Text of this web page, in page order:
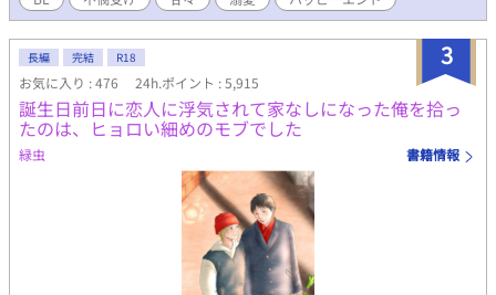
前向きさでどうにか生活していくことにしたレヴィエラだった
が、ある日小屋の裏で怪我をした騎士を見つけ介抱することに。
手探りではありつつも、自分に出来る精一杯で手当てをし、ただ
ただ元気になって欲しいと寝る間も惜しんで看病をした。 それが
自分の運命を大きく変えることになるとも知らず―――。 怪我を
負った美形騎士（攻）×頑張り屋の箱入り令息（受） ※印は性的
描写あり
3
長編 完結 R18
お気に入り : 476 24h.ポイント : 5,915
誕生日前日に恋人に浮気されて家なしになった俺を拾っ
たのは、ヒョロい細めのモブでした
緑虫 書籍情報